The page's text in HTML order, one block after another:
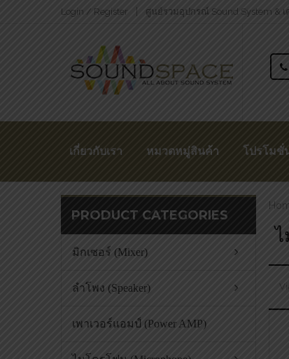
Login / Register ศูนย์รวมอุปกรณ์ Sound System & เ
เกี่ยวกับเรา หมวดหมู่สินค้า โปรโมชั่
PRODUCT CATEGORIES
มิกเซอร์ (Mixer)
ลำโพง (Speaker)
เพาเวอร์แอมป์ (Power AMP)